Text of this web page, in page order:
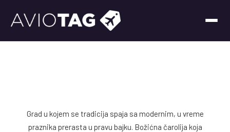
Grad u kojem se tradicija spaja sa modernim, u vreme
praznika prerasta u pravu bajku. Božićna čarolija koja